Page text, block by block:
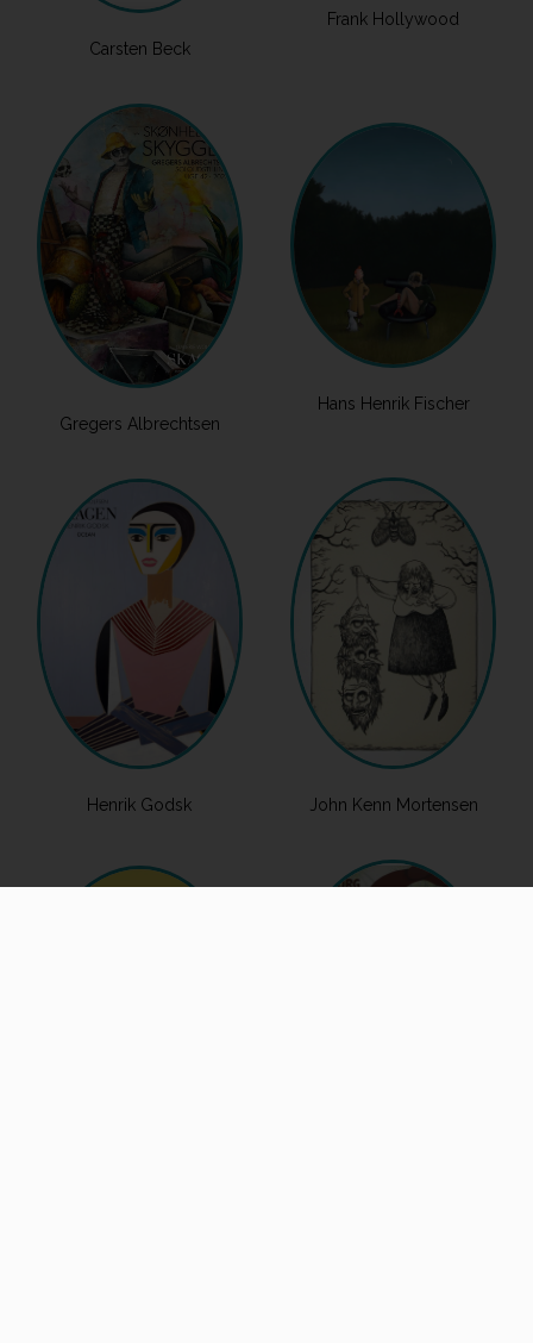
Carsten Beck
Frank Hollywood
Gregers Albrechtsen
Hans Henrik Fischer
Henrik Godsk John Kenn Mortensen